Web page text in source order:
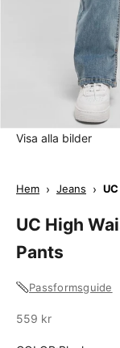
Visa alla bilder
Hem › Jeans ›
UC High
Pants
Passformsguide
Sale
559 kr